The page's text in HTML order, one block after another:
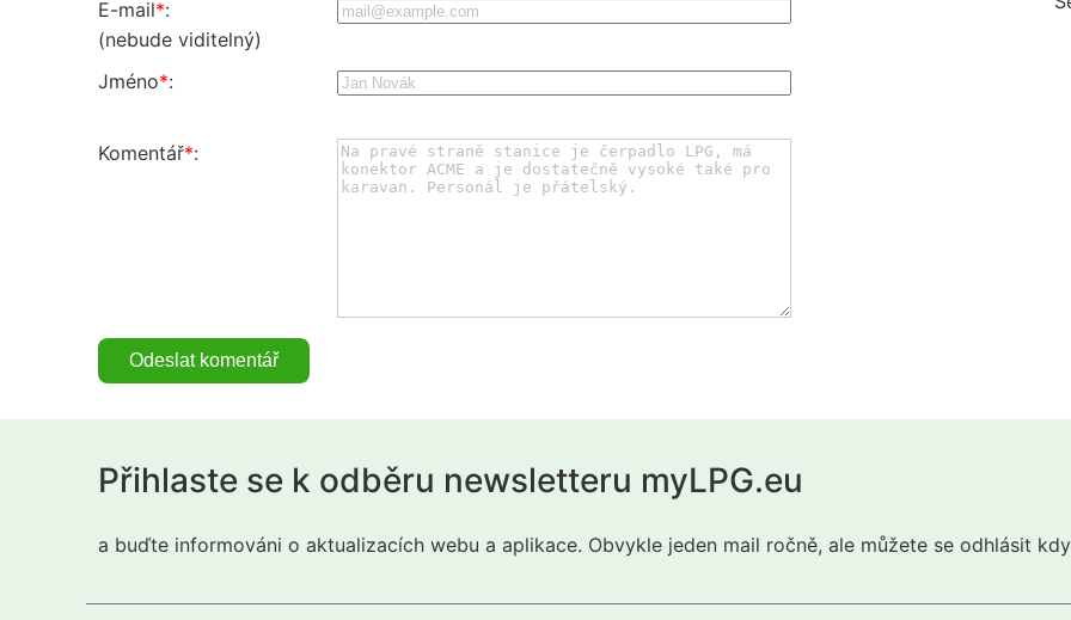
E-mail*:
(nebude viditelný)
Jméno*:
Komentář*:
Přihlaste se k odběru newsletteru myLPG.eu
a buďte informováni o aktualizacích webu a aplikace. Obvykle jeden mail ročně, ale můžete se odhlásit